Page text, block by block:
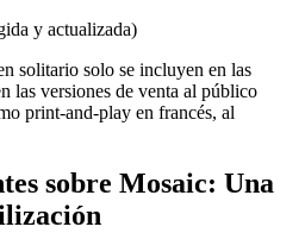
y actualizada)
solitario solo se incluyen en las
las versiones de venta al público
print-and-play en francés, al
sobre Mosaic: Una